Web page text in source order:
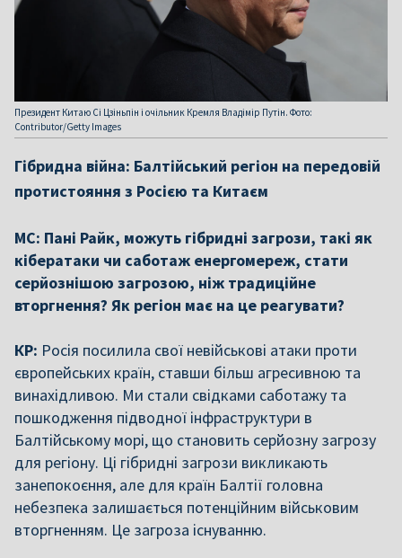
Президент Китаю Сі Цзіньпін і очільник Кремля Владімір Путін. Фото:
Contributor/Getty Images
Гібридна війна: Балтійський регіон на передовій
протистояння з Росією та Китаєм
МС: Пані Райк, можуть гібридні загрози, такі як
кібератаки чи саботаж енергомереж, стати
серйознішою загрозою, ніж традиційне
вторгнення? Як регіон має на це реагувати?
КР: Росія посилила свої невійськові атаки проти
європейських країн, ставши більш агресивною та
винахідливою. Ми стали свідками саботажу та
пошкодження підводної інфраструктури в
Балтійському морі, що становить серйозну загрозу
для регіону. Ці гібридні загрози викликають
занепокоєння, але для країн Балтії головна
небезпека залишається потенційним військовим
вторгненням. Це загроза існуванню.